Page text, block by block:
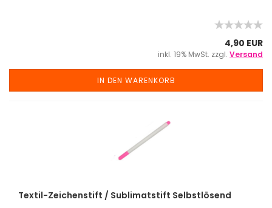
4,90 EUR
inkl. 19% MwSt. zzgl. Versand
IN DEN WARENKORB
Textil-Zeichenstift / Sublimatstift Selbstlösend